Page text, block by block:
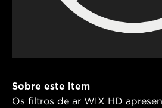
Sobre este item
Os filtros de ar WIX HD